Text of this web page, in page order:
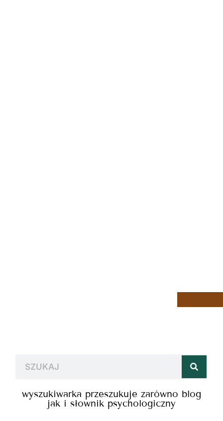
wyszukiwarka przeszukuje zarówno blog
jak i słownik psychologiczny